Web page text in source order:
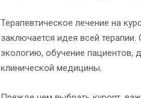
Терапевтическое лечение на
заключается идея всей
экологию, обучение пациентов,
клинической медицины.